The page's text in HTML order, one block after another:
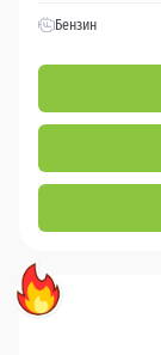
Бензин